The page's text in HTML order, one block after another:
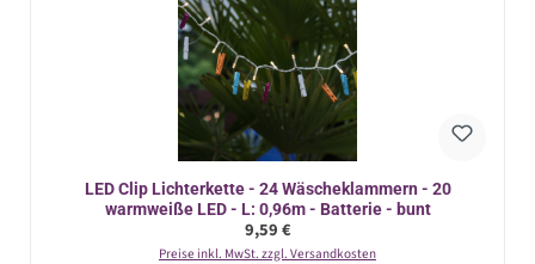
LED Clip Lichterkette - 24 Wäscheklammern - 20
warmweiße LED - L: 0,96m - Batterie - bunt
Regulärer Preis:
9,59 €
Preise inkl. MwSt. zzgl. Versandkosten